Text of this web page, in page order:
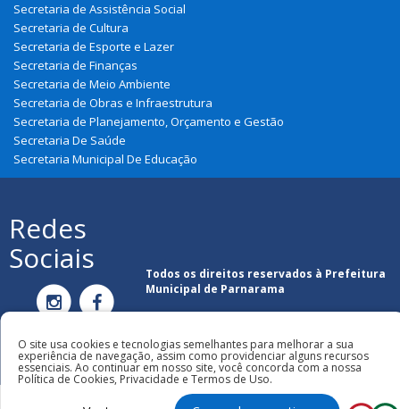
Secretaria de Assistência Social
Secretaria de Cultura
Secretaria de Esporte e Lazer
Secretaria de Finanças
Secretaria de Meio Ambiente
Secretaria de Obras e Infraestrutura
Secretaria de Planejamento, Orçamento e Gestão
Secretaria De Saúde
Secretaria Municipal De Educação
Redes
Sociais
Todos os direitos reservados à Prefeitura
Municipal de Parnarama
O site usa cookies e tecnologias semelhantes para melhorar a sua
experiência de navegação, assim como providenciar alguns recursos
essenciais. Ao continuar em nosso site, você concorda com a nossa
Política de Cookies, Privacidade e Termos de Uso.